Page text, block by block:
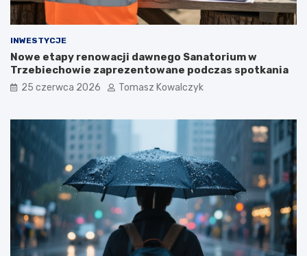
INWESTYCJE
Nowe etapy renowacji dawnego Sanatorium w
Trzebiechowie zaprezentowane podczas spotkania
25 czerwca 2026 Tomasz Kowalczyk